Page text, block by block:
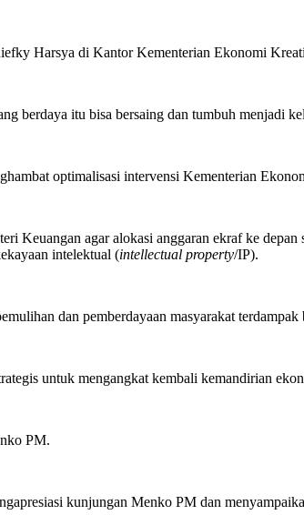
Harsya di Kantor Kementerian Ekonomi
berdaya itu bisa bersaing dan tumbuh menjadi
optimalisasi intervensi Kementerian
Keuangan agar alokasi anggaran ekraf ke
intelektual (intellectual property/IP).
dan pemberdayaan masyarakat
untuk mengangkat kembali kemandirian
PM.
kunjungan Menko PM dan